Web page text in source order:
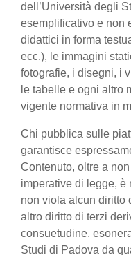
dell’Università degli
esemplificativo e non
didattici in forma
ecc.), le immagini
fotografie, i disegni, i
le tabelle e ogni altro
vigente normativa in
Chi pubblica sulle
garantisce
Contenuto, oltre a
imperative di legge,
non viola alcun diritto
altro diritto di terzi
consuetudine,
Studi di Padova da